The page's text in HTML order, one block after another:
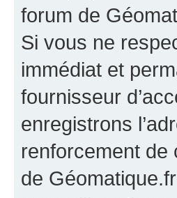
forum de
Si vous ne
immédiat et
fournisseur
enregistrons
renforcement de
de